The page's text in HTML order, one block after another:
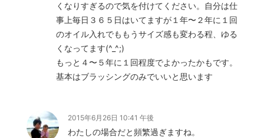
くなりすぎるので気を付けてください。自分は仕
事上毎日３６５日はいてますが１年〜２年に１回
のオイル入れでももうサイズ感も変わる程、ゆる
くなってます(^_^;)
もっと４〜５年に１回程度でよかったかもです。
基本はブラッシングのみでいいと思います
2015年6月26日 10:41 午後
わたしの場合だと頻繁過ぎますね。